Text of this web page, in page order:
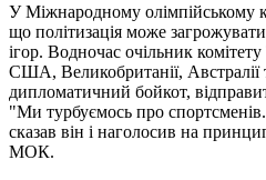
У Міжнародному олімпійському
що політизація може
ігор. Водночас очільник
США, Великобританії,
дипломатичний бойкот,
"Ми турбуємось про
сказав він і наголосив на
МОК.